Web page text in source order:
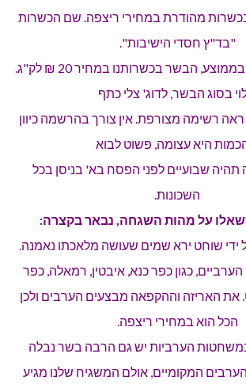
מהודרת במחירי ריצפה. שם הכשרות
"בד"ץ חסדי הישיבות".
במקום 60 ₪ לק"ג בממוצע, הבשר בכשרותנו במחיר 20 ₪ לק"ג.
בסוג הבשר, לדוג' צלי כתף
שריר 16 ₪ ראה רשימה מצורפת. אין צורך בהרשמה כיוון
היא עצומה, פשוט לבוא
תהיה שבועיים לפני הפסח בא' בניסן בכל
השכונות.
על מהות השגחה, נבאר בקצרה:
שוחט ירא שמים שעושה מלאכתו נאמנה.
כגון כפר כנא, איבטין, רמאלה, כפר
את האריזה וההקפאה מבצעים הערבים ולכן
הכל הוא במחירי ריצפה.
הערביות יש גם הרבה בשר נבלה
המקומיים, אולם המשגיח שלנו מגיע